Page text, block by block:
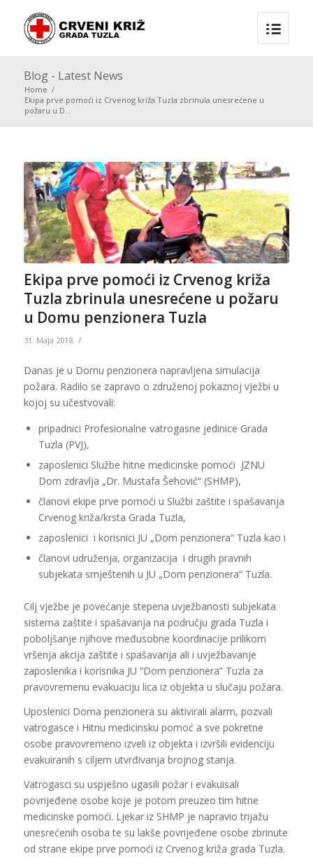
Blog - Latest News
Home /
Ekipa prve pomoći iz Crvenog križa Tuzla zbrinula unesrećene u
požaru u D...
Ekipa prve pomoći iz Crvenog križa
Tuzla zbrinula unesrećene u požaru
u Domu penzionera Tuzla
31. Maja 2018. /
Danas je u Domu penzionera napravljena simulacija
požara. Radilo se zapravo o združenoj pokaznoj vježbi u
kojoj su učestvovali:
pripadnici Profesionalne vatrogasne jedinice Grada
Tuzla (PVJ),
zaposlenici Službe hitne medicinske pomoći JZNU
Dom zdravlja „Dr. Mustafa Šehović“ (SHMP),
članovi ekipe prve pomoći u Službi zaštite i spašavanja
Crvenog križa/krsta Grada Tuzla,
zaposlenici i korisnici JU „Dom penzionera“ Tuzla kao i
članovi udruženja, organizacija i drugih pravnih
subjekata smještenih u JU „Dom penzionera“ Tuzla.
Cilj vježbe je povećanje stepena uvježbanosti subjekata
sistema zaštite i spašavanja na području grada Tuzla i
poboljšanje njihove međusobne koordinacije prilikom
vršenja akcija zaštite i spašavanja ali i uvježbavanje
zaposlenika i korisnika JU “Dom penzionera” Tuzla za
pravovremenu evakuaciju lica iz objekta u slučaju požara.
Uposlenici Doma penzionera su aktivirali alarm, pozvali
vatrogasce i Hitnu medicinsku pomoć a sve pokretne
osobe pravovremeno izveli iz objekta i izvršili evidenciju
evakuiranih s ciljem utvrđivanja brojnog stanja.
Vatrogasci su uspješno ugasili požar i evakuisali
povrijeđene osobe koje je potom preuzeo tim hitne
medicinske pomoći. Ljekar iz SHMP je napravio trijažu
unesrećenih osoba te su lakše povrijeđene osobe zbrinute
od strane ekipe prve pomoći iz Crvenog križa grada Tuzla.